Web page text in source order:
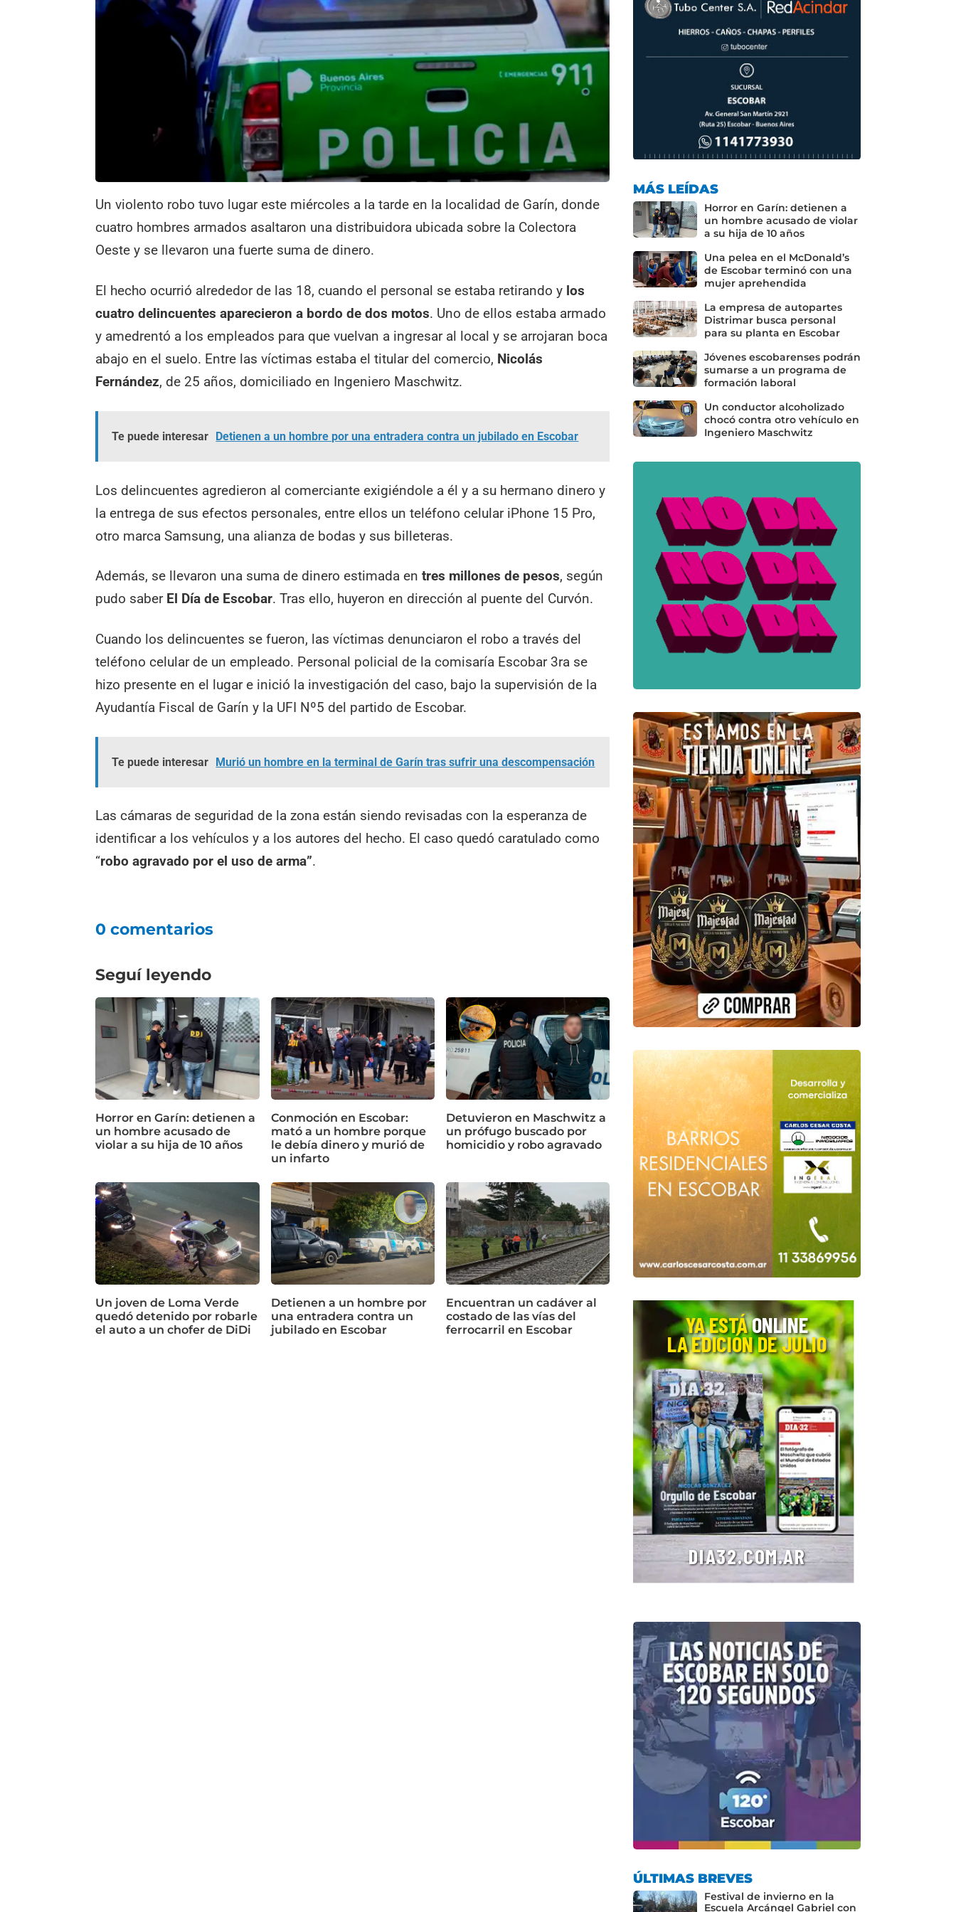
Un violento robo tuvo lugar este miércoles a la tarde en la localidad de Garín, donde
cuatro hombres armados asaltaron una distribuidora ubicada sobre la Colectora
Oeste y se llevaron una fuerte suma de dinero.
El hecho ocurrió alrededor de las 18, cuando el personal se estaba retirando y los
cuatro delincuentes aparecieron a bordo de dos motos. Uno de ellos estaba armado
y amedrentó a los empleados para que vuelvan a ingresar al local y se arrojaran boca
abajo en el suelo. Entre las víctimas estaba el titular del comercio, Nicolás
Fernández, de 25 años, domiciliado en Ingeniero Maschwitz.
Te puede interesar Detienen a un hombre por una entradera contra un jubilado en Escobar
Los delincuentes agredieron al comerciante exigiéndole a él y a su hermano dinero y
la entrega de sus efectos personales, entre ellos un teléfono celular iPhone 15 Pro,
otro marca Samsung, una alianza de bodas y sus billeteras.
Además, se llevaron una suma de dinero estimada en tres millones de pesos, según
pudo saber El Día de Escobar. Tras ello, huyeron en dirección al puente del Curvón.
Cuando los delincuentes se fueron, las víctimas denunciaron el robo a través del
teléfono celular de un empleado. Personal policial de la comisaría Escobar 3ra se
hizo presente en el lugar e inició la investigación del caso, bajo la supervisión de la
Ayudantía Fiscal de Garín y la UFI Nº5 del partido de Escobar.
Te puede interesar Murió un hombre en la terminal de Garín tras sufrir una descompensación
Las cámaras de seguridad de la zona están siendo revisadas con la esperanza de
identificar a los vehículos y a los autores del hecho. El caso quedó caratulado como
“robo agravado por el uso de arma”.
0 comentarios
Seguí leyendo
Horror en Garín: detienen a
un hombre acusado de
violar a su hija de 10 años
Conmoción en Escobar:
mató a un hombre porque
le debía dinero y murió de
un infarto
Detuvieron en Maschwitz a
un prófugo buscado por
homicidio y robo agravado
Un joven de Loma Verde
quedó detenido por robarle
el auto a un chofer de DiDi
Detienen a un hombre por
una entradera contra un
jubilado en Escobar
Encuentran un cadáver al
costado de las vías del
ferrocarril en Escobar
MÁS LEÍDAS
Horror en Garín: detienen a
un hombre acusado de violar
a su hija de 10 años
Una pelea en el McDonald’s
de Escobar terminó con una
mujer aprehendida
La empresa de autopartes
Distrimar busca personal
para su planta en Escobar
Jóvenes escobarenses podrán
sumarse a un programa de
formación laboral
Un conductor alcoholizado
chocó contra otro vehículo en
Ingeniero Maschwitz
ÚLTIMAS BREVES
Festival de invierno en la
Escuela Arcángel Gabriel con